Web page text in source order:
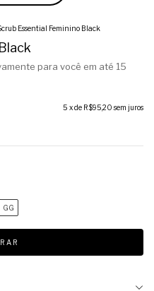
Essential Feminino Black
para você em até 15
5 x de R$95,20 sem juros
GG